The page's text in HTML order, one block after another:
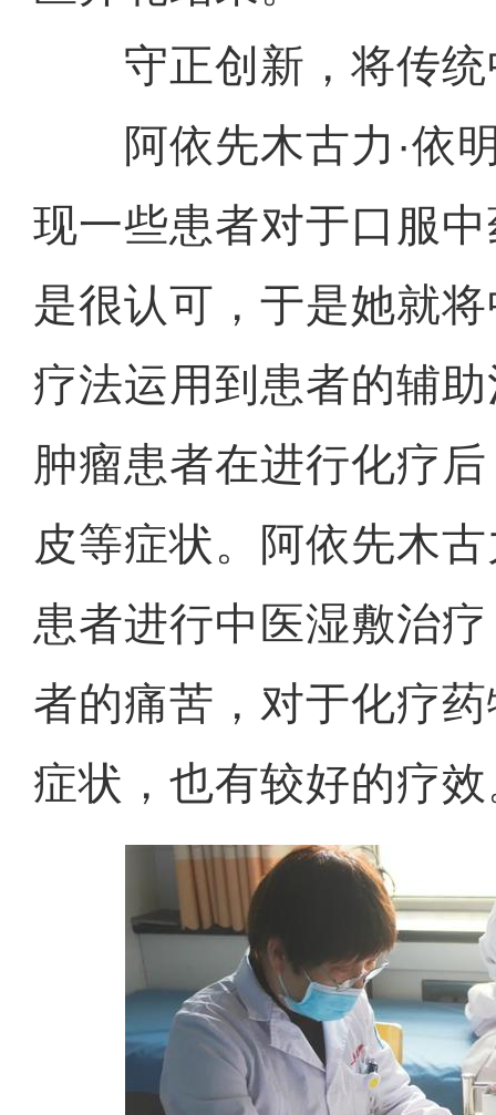
守正创新，将传统
阿依先木古力·依明
现一些患者对于口服
是很认可，于是她就
疗法运用到患者的辅
肿瘤患者在进行化疗
皮等症状。阿依先木
患者进行中医湿敷治
者的痛苦，对于化疗
症状，也有较好的疗